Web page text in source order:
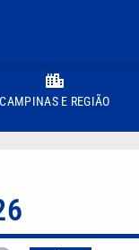
CAMPINAS E REGIÃO